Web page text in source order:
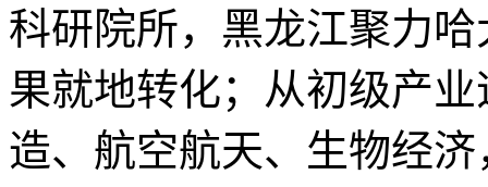
科研院所，黑龙江聚力
果就地转化；从初级产
造、航空航天、生物经